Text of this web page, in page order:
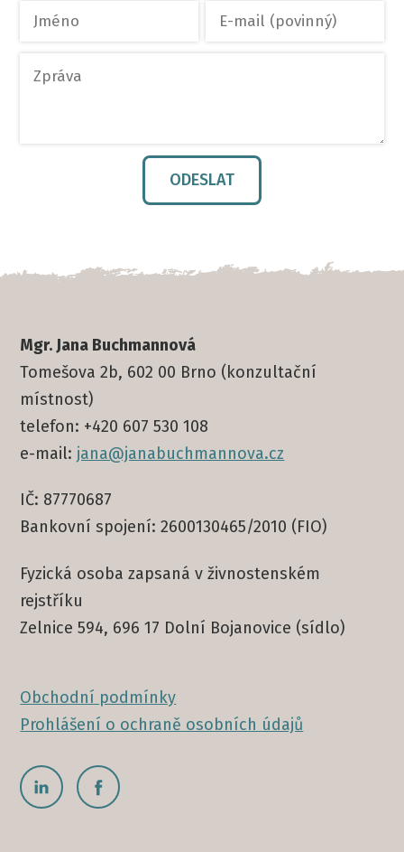
ODESLAT
Mgr. Jana Buchmannová
Tomešova 2b, 602 00 Brno (konzultační
místnost)
telefon: +420 607 530 108
e-mail: jana@janabuchmannova.cz
IČ: 87770687
Bankovní spojení: 2600130465/2010 (FIO)
Fyzická osoba zapsaná v živnostenském
rejstříku
Zelnice 594, 696 17 Dolní Bojanovice (sídlo)
Obchodní podmínky
Prohlášení o ochraně osobních údajů